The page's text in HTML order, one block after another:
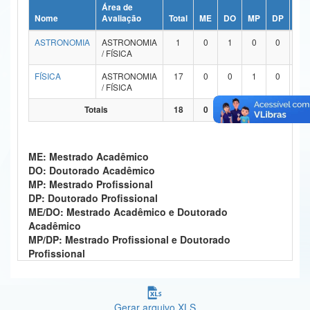
Ministério da Ciência, Tecnologia, Inovações e Comunicações
Ministério do Meio Ambiente
Ministério do Turismo
Ministério do Desenvolvimento Regional
Ministério da Mulher, da Família e dos Direitos Humanos
Secretaria-Geral
Secretaria de Governo
Gabinete de Segurança Institucional
Nome
Área de
Avaliação
Total ME DO MP DP
ASTRONOMIA
ASTRONOMIA
/ FÍSICA
1 0 1 0 0
FÍSICA
ASTRONOMIA
/ FÍSICA
17 0 0 1 0
Totais 18 0 1 1 0
ME: Mestrado Acadêmico
DO: Doutorado Acadêmico
MP: Mestrado Profissional
DP: Doutorado Profissional
ME/DO: Mestrado Acadêmico e Doutorado
Acadêmico
MP/DP: Mestrado Profissional e Doutorado
Profissional
Gerar arquivo XLS